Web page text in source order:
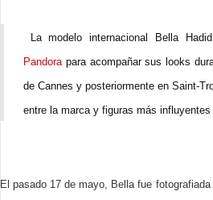
La modelo internacional Bella
Pandorapara acompañar sus looks
de Cannes y posteriormente en Saint-
entre la marca y figuras más
El pasado 17 de mayo, Bella fue